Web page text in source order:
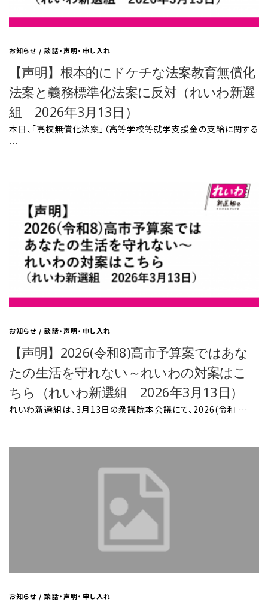
お知らせ/談話・声明・申し入れ
【声明】根本的にドケチな法案教育無償化
法案と義務標準化法案に反対（れいわ新選
組 2026年3月13日）
本日、「高校無償化法案」（高等学校等就学支援金の支給に関する
…
お知らせ/談話・声明・申し入れ
【声明】2026(令和8)高市予算案ではあな
たの生活を守れない～れいわの対案はこ
ちら（れいわ新選組 2026年3月13日）
れいわ新選組は、3月13日の衆議院本会議にて、2026(令和 …
お知らせ/談話・声明・申し入れ